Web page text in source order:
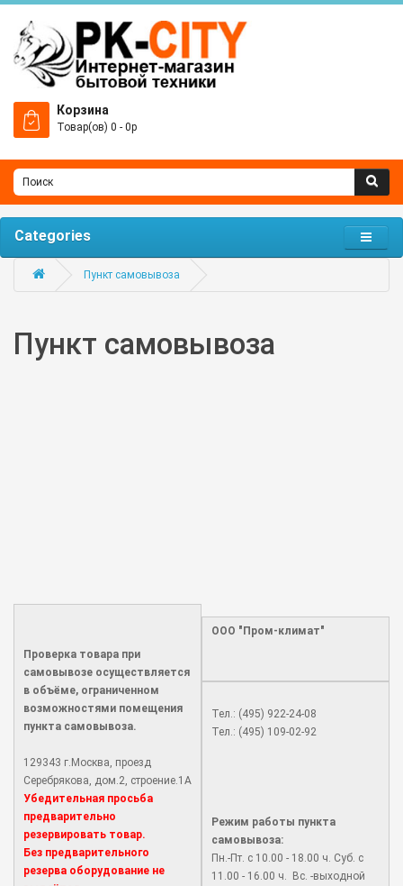
Корзина
Товар(ов) 0 - 0р
Categories
Пункт самовывоза
Пункт самовывоза
Проверка товара при
самовывозе осуществляется
в объёме, ограниченном
возможностями помещения
пункта самовывоза.
129343 г.Москва, проезд
Серебрякова, дом.2, строение.1А
Убедительная просьба
предварительно
резервировать товар.
Без предварительного
резерва оборудование не
ООО "Пром-климат"
Тел.: (495) 922-24-08
Тел.: (495) 109-02-92
Режим работы пункта
самовывоза:
Пн.-Пт. с 10.00 - 18.00 ч. Суб. с
11.00 - 16.00 ч. Вс. -выходной